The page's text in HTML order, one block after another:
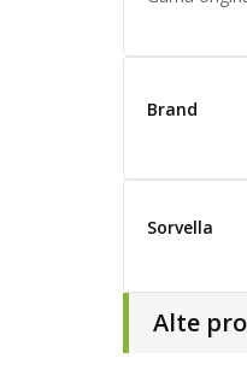
Brand
Sorvella
Alte